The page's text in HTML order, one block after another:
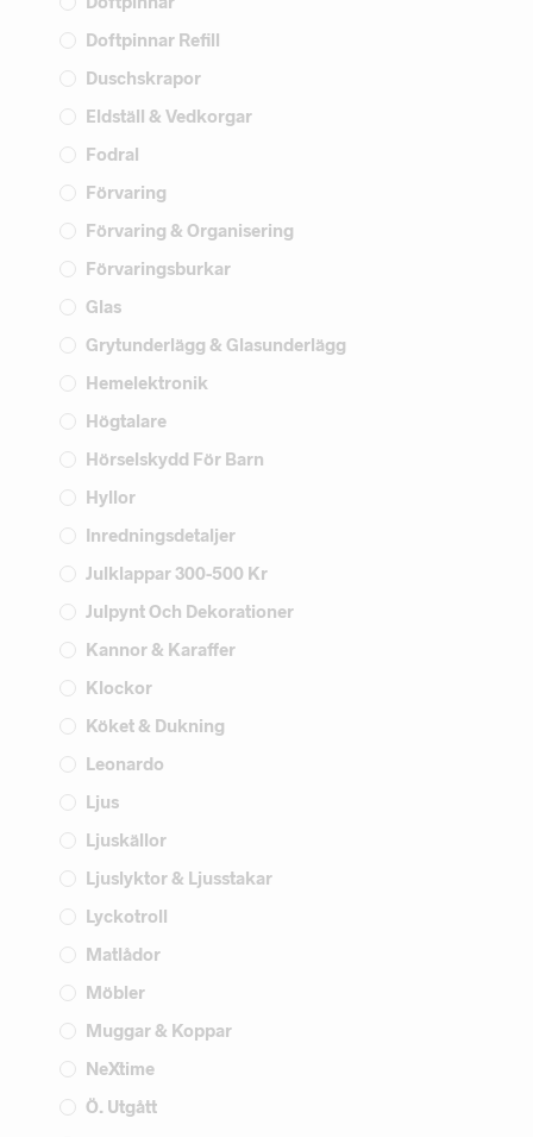
Doftpinnar Refill
Duschskrapor
Eldställ & Vedkorgar
Fodral
Förvaring
Förvaring & Organisering
Förvaringsburkar
Glas
Grytunderlägg & Glasunderlägg
Hemelektronik
Högtalare
Hörselskydd För Barn
Hyllor
Inredningsdetaljer
Julklappar 300-500 Kr
Julpynt Och Dekorationer
Kannor & Karaffer
Klockor
Köket & Dukning
Leonardo
Ljus
Ljuskällor
Ljuslyktor & Ljusstakar
Lyckotroll
Matlådor
Möbler
Muggar & Koppar
NeXtime
Ö. Utgått